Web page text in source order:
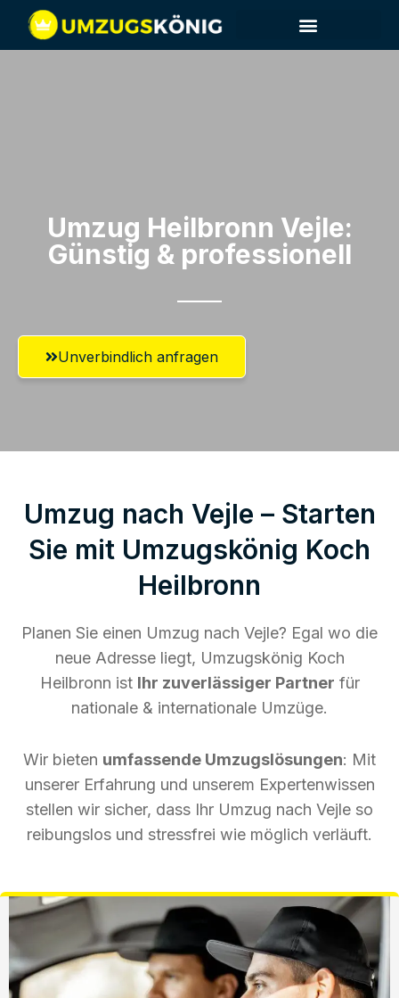
Umzug Heilbronn​ Vejle:
Günstig & professionell​
Unverbindlich anfragen
Umzug nach Vejle – Starten
Sie mit Umzugskönig Koch
Heilbronn
Planen Sie einen Umzug nach Vejle? Egal wo die
neue Adresse liegt, Umzugskönig Koch
Heilbronn ist Ihr zuverlässiger Partner für
nationale & internationale Umzüge.
Wir bieten umfassende Umzugslösungen: Mit
unserer Erfahrung und unserem Expertenwissen
stellen wir sicher, dass Ihr Umzug nach Vejle so
reibungslos und stressfrei wie möglich verläuft.